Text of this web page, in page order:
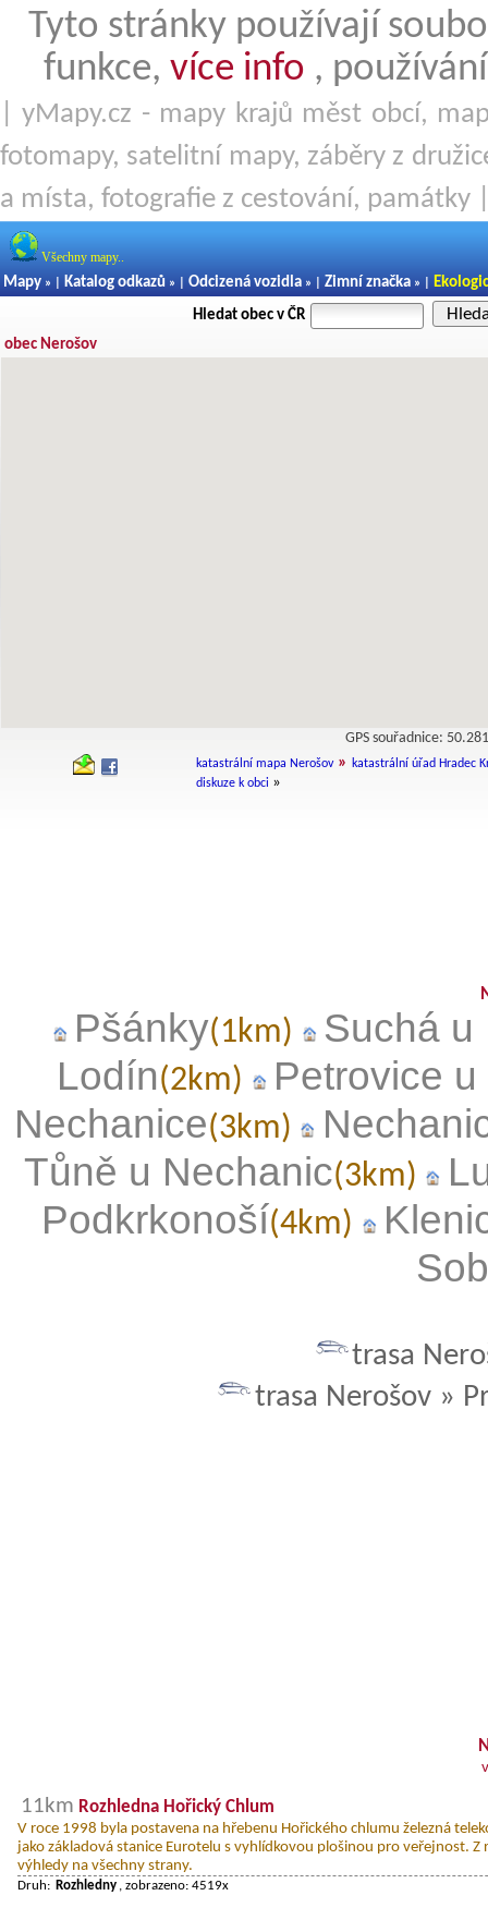
Tyto stránky používají
funkce, více info ,
| yMapy.cz - mapy krajů měst obcí,
fotomapy, satelitní mapy, záběry z
a místa, fotografie z cestování, památky
Všechny mapy..
Mapy » | Katalog odkazů » | Odcizená vozidla » | Zimní značka » |
Hledat obec v ČR
obec Nerošov
GPS souřadnice:
katastrální mapa Nerošov» katastrální úřad Hradec
diskuze k obci »
Pšánky(1km)
Suchá u
Lodín(2km)
Petrovice
Nechanice(3km)
Tůně u Nechanic(3km)
Podkrkonoší(4km)
trasa
trasa Nerošov »
11km Rozhledna Hořický Chlum
V roce 1998 byla postavena na hřebenu Hořického chlumu železná
jako základová stanice Eurotelu s vyhlídkovou plošinou pro veřejnost. Z
výhledy na všechny strany.
Druh: Rozhledny , zobrazeno: 4519x